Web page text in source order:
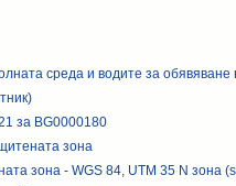
среда и водите за
за BG0000180
зона
зона - WGS 84, UTM 35 N зона